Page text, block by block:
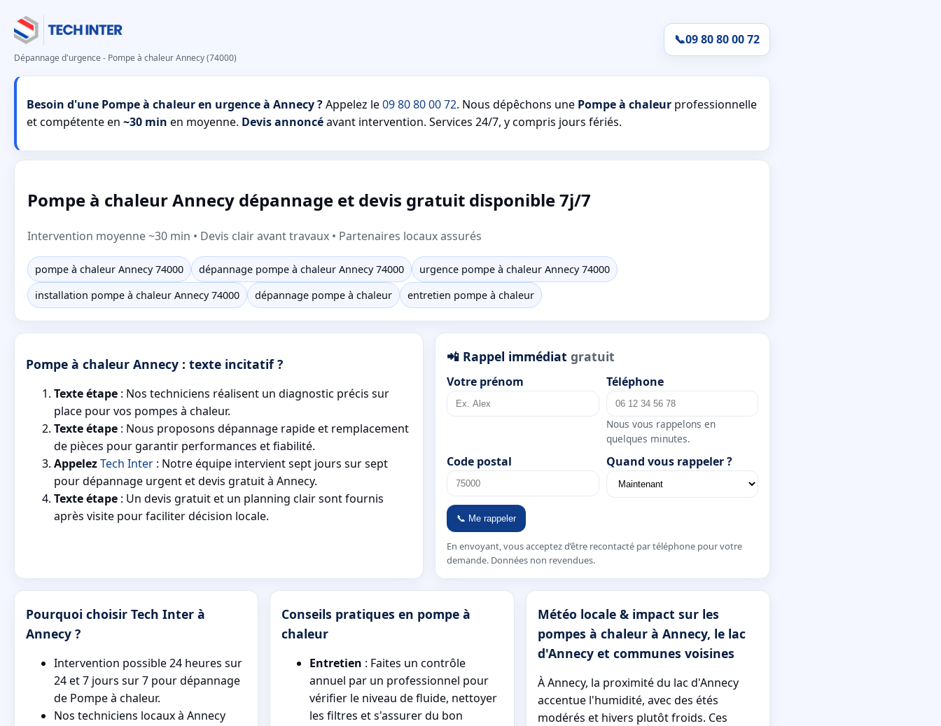
Dépannage d'urgence - Pompe à chaleur Annecy (74000)
📞09 80 80 00 72
Besoin d'une Pompe à chaleur en urgence à Annecy ?Appelez le09 80 80 00 72. Nous dépêchons une Pompe à chaleur professionnelle
et compétente en ~30 min en moyenne. Devis annoncéavant intervention. Services 24/7, y compris jours fériés.
Pompe à chaleur Annecy dépannage et devis gratuit disponible 7j/7
Intervention moyenne ~30 min • Devis clair avant travaux • Partenaires locaux assurés
pompe à chaleur Annecy 74000 dépannage pompe à chaleur Annecy 74000
urgence pompe à chaleur Annecy 74000
installation pompe à chaleur Annecy 74000
dépannage pompe à chaleur entretien pompe à chaleur
Pompe à chaleur Annecy : texte incitatif ?
Texte étape : Nos techniciens réalisent un diagnostic précis sur
place pour vos pompes à chaleur.
Texte étape : Nous proposons dépannage rapide et remplacement
de pièces pour garantir performances et fiabilité.
AppelezTech Inter : Notre équipe intervient sept jours sur sept
pour dépannage urgent et devis gratuit à Annecy.
Texte étape : Un devis gratuit et un planning clair sont fournis
après visite pour faciliter décision locale.
📲 Rappel immédiatgratuit
Votre prénom Téléphone
Nous vous rappelons en
quelques minutes.
Code postal Quand vous rappeler ?
📞 Me rappeler
En envoyant, vous acceptez d’être recontacté par téléphone pour votre
demande. Données non revendues.
Pourquoi choisir Tech Inter à
Annecy ?
Intervention possible 24 heures sur
24 et 7 jours sur 7 pour dépannage
de Pompe à chaleur.
Nos techniciens locaux à Annecy
Conseils pratiques en pompe à
chaleur
Entretien : Faites un contrôle
annuel par un professionnel pour
vérifier le niveau de fluide, nettoyer
les filtres et s'assurer du bon
Météo locale & impact sur les
pompes à chaleur à Annecy, le lac
d'Annecy et communes voisines
À Annecy, la proximité du lac d'Annecy
accentue l'humidité, avec des étés
modérés et hivers plutôt froids. Ces